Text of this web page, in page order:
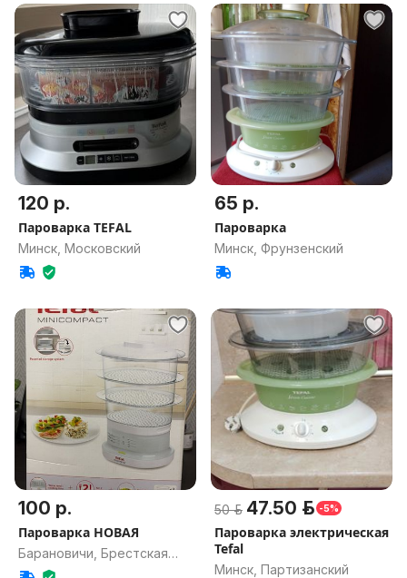
120 р.
Пароварка TEFAL
Минск, Московский
65 р.
Пароварка
Минск, Фрунзенский
100 р.
Пароварка НОВАЯ
Барановичи, Брестская
обл.
50 р. 47.50 р. -5%
Пароварка электрическая
Tefal
Минск, Партизанский